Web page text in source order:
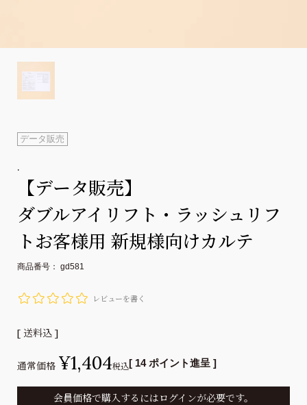
データ販売
.
【データ販売】
ダブルアイリフト・ラッシュリフ
トお客様用 新規様向けカルテ
商品番号 gd581
レビューを書く
送料込
通常価格 ¥1,404税込[ 14 ポイント進呈 ]
会員価格で購入するにはログインが必要です。